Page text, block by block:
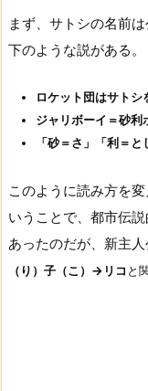
まず、サトシの名前
下のような説がある。
ロケット団はサト
ジャリボーイ＝砂利
「砂＝さ」「利＝と
このように読み方を
いうことで、都市伝
あったのだが、新主
（り）子（こ）→リコ と